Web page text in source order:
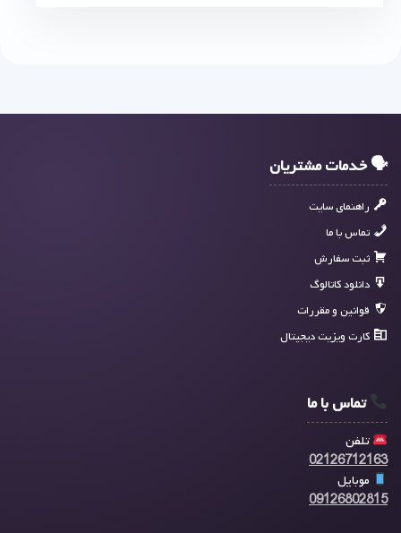
🗣 خدمات مشتریان
راهنمای سایت
تماس با ما
ثبت سفارش
دانلود کاتالوگ
قوانین و مقررات
کارت ویزیت دیجیتال
تماس با ما
تلفن
02126712163
موبایل
09126802815